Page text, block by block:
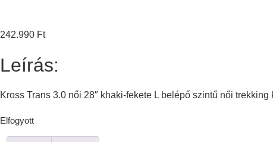
242.990 Ft
Leírás:
Kross Trans 3.0 női 28″ khaki-fekete L belépő szintű női
Elfogyott